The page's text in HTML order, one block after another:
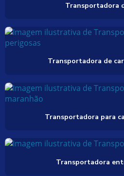
Transportadora
Transportadora de
Transportadora para
Transportadora